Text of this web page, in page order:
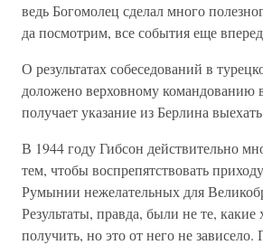
ведь Богомолец сделал много
да посмотрим, все события еще
О результатах собеседований в
доложено верховному командованию
получает указание из Берлина
В 1944 году Гибсон действительно
тем, чтобы воспрепятствовать
Румынии нежелательных для
Результаты, правда, были не те, какие
получить, но это от него не